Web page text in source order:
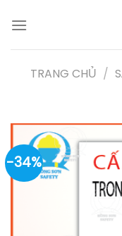
TRANG CHỦ /
-34%